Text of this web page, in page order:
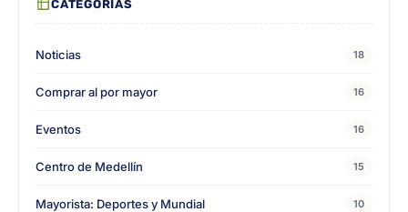
CATEGORÍAS
Noticias 18
Comprar al por mayor 16
Eventos 16
Centro de Medellín 15
Mayorista: Deportes y Mundial 10